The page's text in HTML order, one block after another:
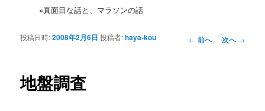
»真面目な話と、マラソンの話
投
← 前へ 次へ→
地盤調査
投稿日時:2008年2月6日 投稿者:haya-kou